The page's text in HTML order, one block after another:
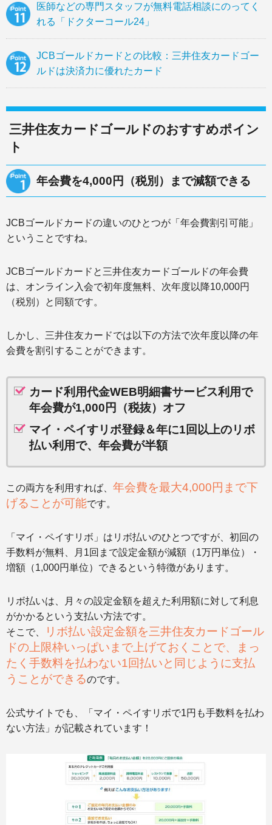
医師などの専門スタッフが無料電話相談にのってく
れる「ドクターコール24」
JCBゴールドカードとの比較：三井住友カードゴー
ルドは決済力に優れたカード
三井住友カードゴールドのおすすめポイン
ト
年会費を4,000円（税別）まで減額できる
JCBゴールドカードの違いのひとつが「年会費割引可能」
ということですね。
JCBゴールドカードと三井住友カードゴールドの年会費
は、オンライン入会で初年度無料、次年度以降10,000円
（税別）と同額です。
しかし、三井住友カードでは以下の方法で次年度以降の年
会費を割引することができます。
カード利用代金WEB明細書サービス利用で
年会費が1,000円（税抜）オフ
マイ・ペイすリボ登録＆年に1回以上のリボ
払い利用で、年会費が半額
この両方を利用すれば、 年会費を最大4,000円まで下
げることが可能です。
「マイ・ペイすリボ」はリボ払いのひとつですが、初回の
手数料が無料、月1回まで設定金額が減額（1万円単位）・
増額（1,000円単位）できるという特徴があります。
リボ払いは、月々の設定金額を超えた利用額に対して利息
がかかるという支払い方法です。
そこで、
リボ払い設定金額を三井住友カードゴール
ドの上限枠いっぱいまで上げておくことで、まっ
たく手数料を払わない1回払いと同じように支払
うことができるのです。
公式サイトでも、「マイ・ペイすリボで1円も手数料を払わ
ない方法」が記載されています！